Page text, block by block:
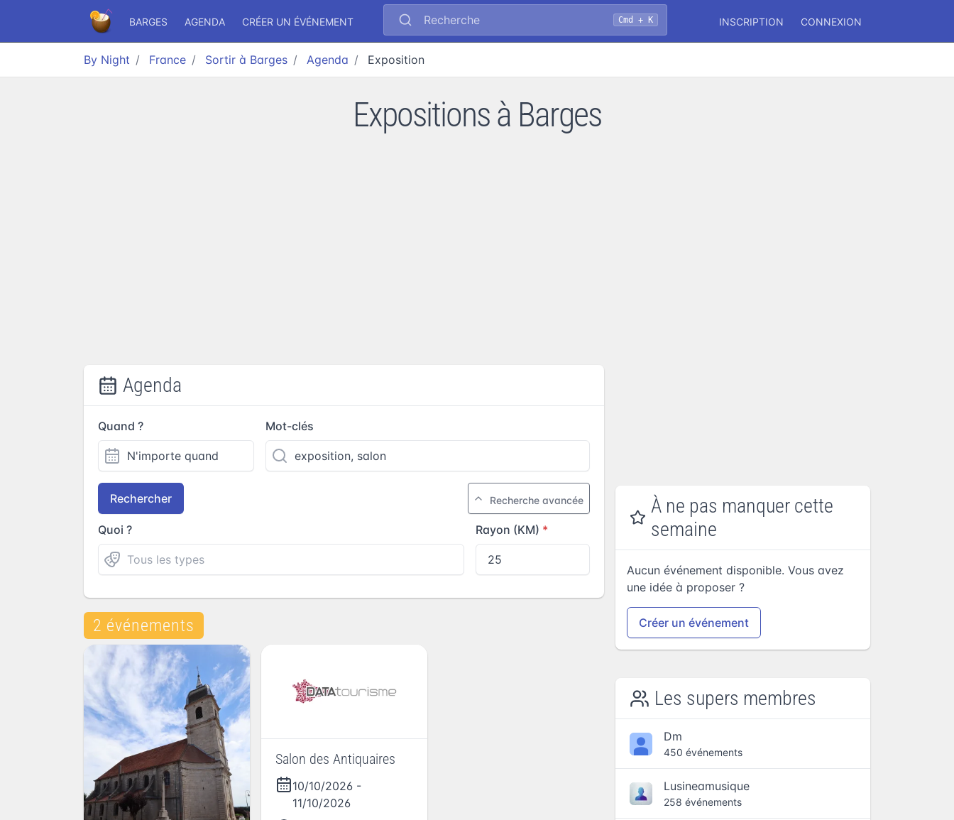
BARGES AGENDA CRÉER UN ÉVÉNEMENT Recherche Cmd + K INSCRIPTION CONNEXION
By Night France Sortir à Barges Agenda Exposition
Expositions à Barges
Agenda
Quand ? Mot-clés
Rechercher Recherche avancée
Quoi ? Rayon (KM)
2 événements
Salon des Antiquaires
10/10/2026 -
11/10/2026
À ne pas manquer cette
semaine
Aucun événement disponible. Vous avez
une idée à proposer ?
Créer un événement
Les supers membres
Dm
450 événements
Lusineamusique
258 événements